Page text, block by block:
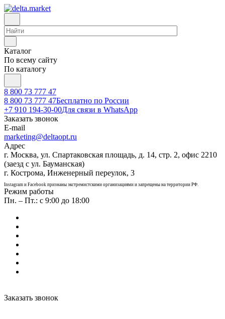
Каталог
По всему сайту
По каталогу
8 800 73 777 47
8 800 73 777 47Бесплатно по России
+7 910 194-30-00Для связи в WhatsApp
Заказать звонок
E-mail
marketing@deltaopt.ru
Адрес
г. Москва, ул. Спартаковская площадь, д. 14, стр. 2, офис 2210
(заезд с ул. Бауманская)
г. Кострома, Инженерный переулок, 3
Instagram и Facebook признаны экстремистскими организациями и запрещены на территории РФ.
Режим работы
Пн. – Пт.: с 9:00 до 18:00
Заказать звонок